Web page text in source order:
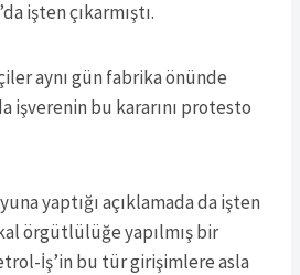
işten çıkarmıştı.
aynı gün fabrika önünde
işverenin bu kararını protesto
yaptığı açıklamada da işten
örgütlülüğe yapılmış bir
İş’in bu tür girişimlere asla